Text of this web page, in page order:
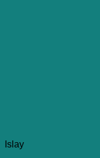
Islay